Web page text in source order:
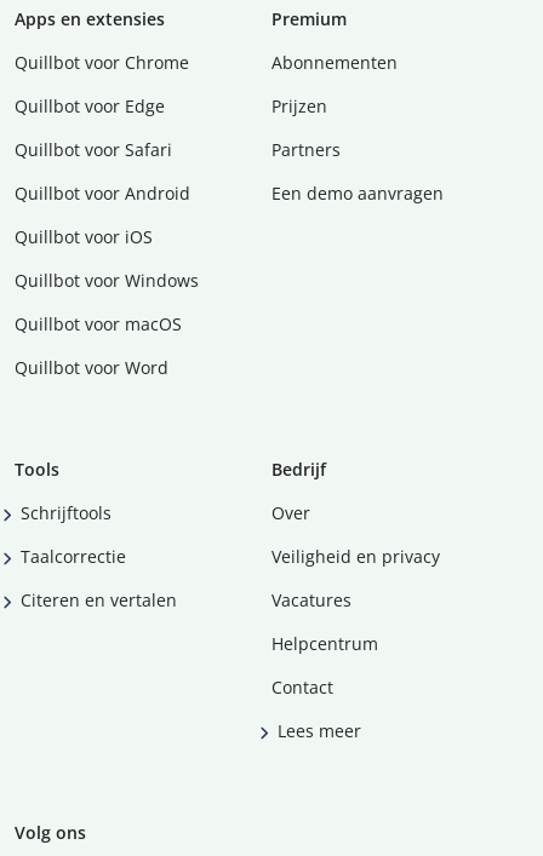
Apps en extensies
Quillbot voor Chrome
Quillbot voor Edge
Quillbot voor Safari
Quillbot voor Android
Quillbot voor iOS
Quillbot voor Windows
Quillbot voor macOS
Quillbot voor Word
Premium
Abonnementen
Prijzen
Partners
Een demo aanvragen
Tools
Schrijftools
Taalcorrectie
Citeren en vertalen
Bedrijf
Over
Veiligheid en privacy
Vacatures
Helpcentrum
Contact
Lees meer
Volg ons